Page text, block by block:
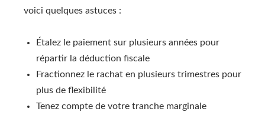
voici quelques astuces :
Étalez le paiement sur plusieurs années pour
répartir la déduction fiscale
Fractionnez le rachat en plusieurs trimestres pour
plus de flexibilité
Tenez compte de votre tranche marginale